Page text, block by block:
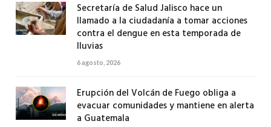
Secretaría de Salud Jalisco hace un
llamado a la ciudadanía a tomar acciones
contra el dengue en esta temporada de
lluvias
6 agosto, 2026
Erupción del Volcán de Fuego obliga a
evacuar comunidades y mantiene en alerta
a Guatemala